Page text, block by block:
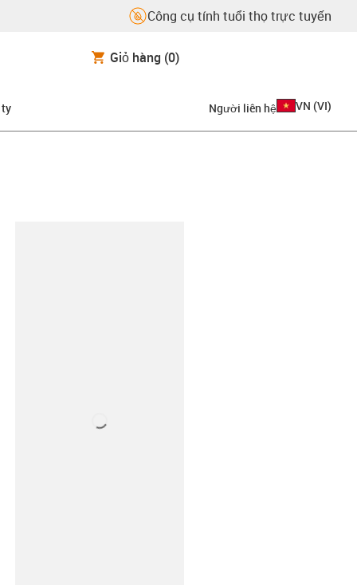
Công cụ tính tuổi thọ trực tuyến
Giỏ hàng (0)
ty Người liên hệ VN (VI)